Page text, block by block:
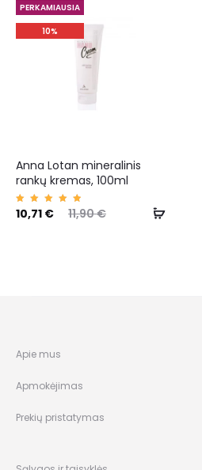
PERKAMIAUSIA
10%
Anna Lotan mineralinis
rankų kremas, 100ml
Įvertin
imas:
11,90€
10,71 €
Apie mus
Apmokėjimas
Prekių pristatymas